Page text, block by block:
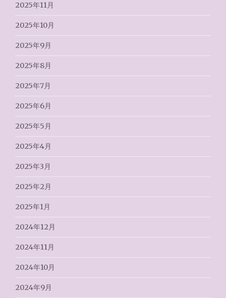
2025年11月
2025年10月
2025年9月
2025年8月
2025年7月
2025年6月
2025年5月
2025年4月
2025年3月
2025年2月
2025年1月
2024年12月
2024年11月
2024年10月
2024年9月